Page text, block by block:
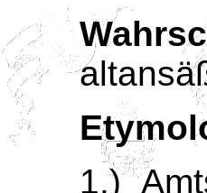
1.)